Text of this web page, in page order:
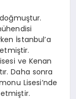
doğmuştur.
İstanbul’a
ve Kenan
Daha sonra
Lisesi’nde